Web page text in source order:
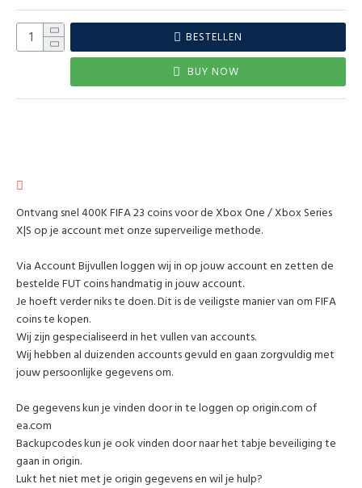
BESTELLEN
BUY NOW
Ontvang snel 400K FIFA 23 coins voor de Xbox One / Xbox Series
X|S op je account met onze superveilige methode.
Via Account Bijvullen loggen wij in op jouw account en zetten de
bestelde FUT coins handmatig in jouw account.
Je hoeft verder niks te doen. Dit is de veiligste manier van om FIFA
coins te kopen.
Wij zijn gespecialiseerd in het vullen van accounts.
Wij hebben al duizenden accounts gevuld en gaan zorgvuldig met
jouw persoonlijke gegevens om.
De gegevens kun je vinden door in te loggen op origin.com of
ea.com
Backupcodes kun je ook vinden door naar het tabje beveiliging te
gaan in origin.
Lukt het niet met je origin gegevens en wil je hulp?